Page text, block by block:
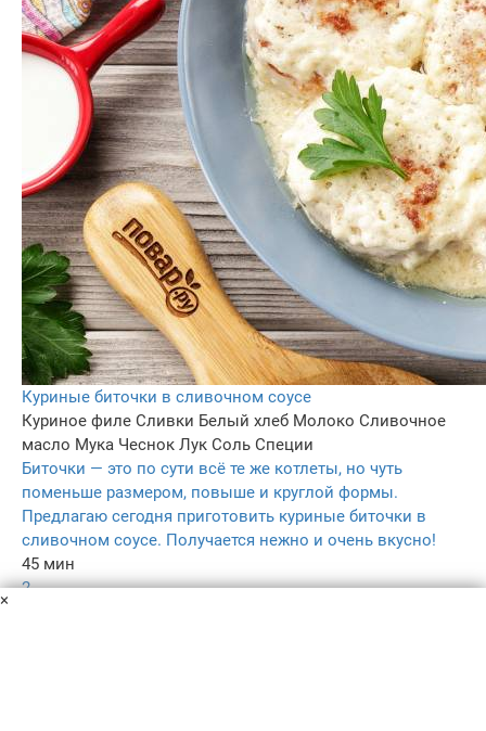
Куриные биточки в сливочном соусе
Куриное филе Сливки Белый хлеб Молоко Сливочное
масло Мука Чеснок Лук Соль Специи
Биточки — это по сути всё те же котлеты, но чуть
поменьше размером, повыше и круглой формы.
Предлагаю сегодня приготовить куриные биточки в
сливочном соусе. Получается нежно и очень вкусно!
45 мин
2
×